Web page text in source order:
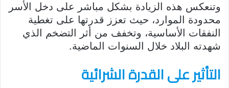
وتنعكس هذه الزيادة بشكل مباشر على دخل الأسر
محدودة الموارد، حيث تعزز قدرتها على تغطية
النفقات الأساسية، وتخفف من أثر التضخم الذي
شهدته البلاد خلال السنوات الماضية.
التأثير على القدرة الشرائية